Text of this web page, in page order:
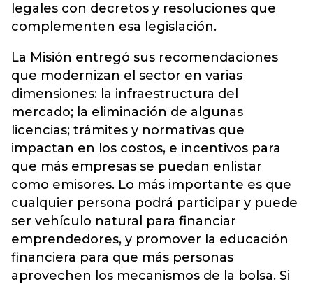
legales con decretos y resoluciones que
complementen esa legislación.
La Misión entregó sus recomendaciones
que modernizan el sector en varias
dimensiones: la infraestructura del
mercado; la eliminación de algunas
licencias; trámites y normativas que
impactan en los costos, e incentivos para
que más empresas se puedan enlistar
como emisores. Lo más importante es que
cualquier persona podrá participar y puede
ser vehículo natural para financiar
emprendedores, y promover la educación
financiera para que más personas
aprovechen los mecanismos de la bolsa. Si